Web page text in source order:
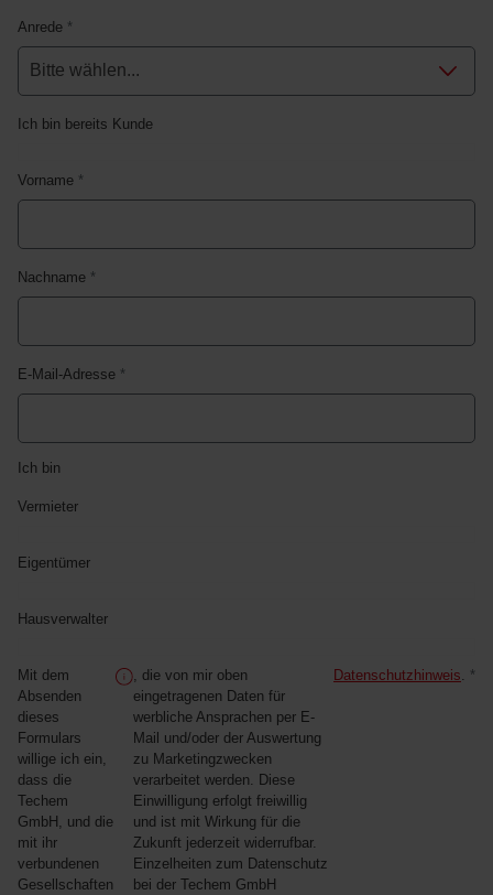
*
Anrede
Ich bin bereits Kunde
*
Vorname
*
Nachname
*
E-Mail-Adresse
Ich bin
Vermieter
Eigentümer
Hausverwalter
*
Mit dem
Absenden
dieses
Formulars
willige ich ein,
dass die
Techem
GmbH, und die
mit ihr
verbundenen
Gesellschaften
, die von mir oben
eingetragenen Daten für
werbliche Ansprachen per E-
Mail und/oder der Auswertung
zu Marketingzwecken
verarbeitet werden. Diese
Einwilligung erfolgt freiwillig
und ist mit Wirkung für die
Zukunft jederzeit widerrufbar.
Einzelheiten zum Datenschutz
bei der Techem GmbH
Datenschutzhinweis.